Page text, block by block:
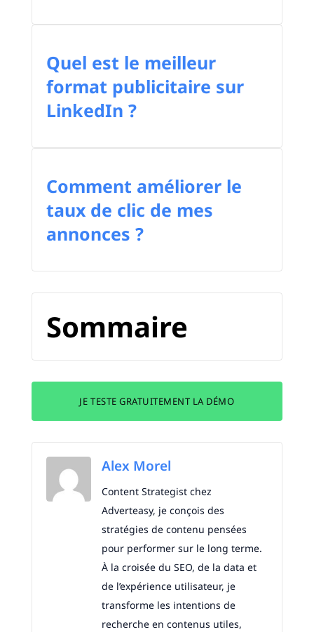
Quel est le meilleur
format publicitaire sur
LinkedIn ?
Comment améliorer le
taux de clic de mes
annonces ?
Sommaire
JE TESTE GRATUITEMENT LA DÉMO
Alex Morel
Content Strategist chez
Adverteasy, je conçois des
stratégies de contenu pensées
pour performer sur le long terme.
À la croisée du SEO, de la data et
de l’expérience utilisateur, je
transforme les intentions de
recherche en contenus utiles,